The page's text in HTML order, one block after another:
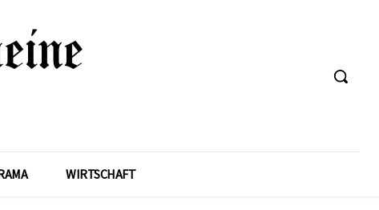
WIRTSCHAFT